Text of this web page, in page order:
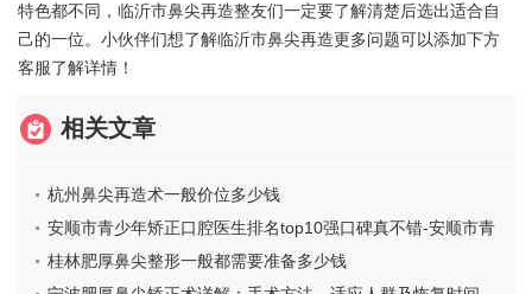
特色都不同，临沂市鼻尖再造整友们一定要了解清楚后选出适合自
己的一位。小伙伴们想了解临沂市鼻尖再造更多问题可以添加下方
客服了解详情！
相关文章
杭州鼻尖再造术一般价位多少钱
安顺市青少年矫正口腔医生排名top10强口碑真不错-安顺市青
少年矫正医生名气大
桂林肥厚鼻尖整形一般都需要准备多少钱